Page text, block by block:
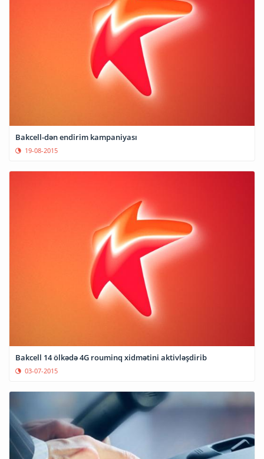
Bakcell-dən endirim kampaniyası
19-08-2015
Bakcell 14 ölkədə 4G rouminq xidmətini aktivləşdirib
03-07-2015